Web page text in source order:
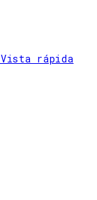
Vista rápida